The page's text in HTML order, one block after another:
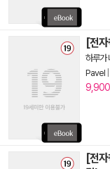
[전
하루가
Pavel
9,900
[전